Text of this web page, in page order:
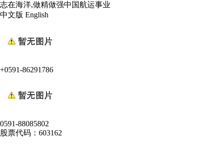
志在海洋,做精做强中国航运事业
中文版 English
+0591-86291786
0591-88085802
股票代码：603162